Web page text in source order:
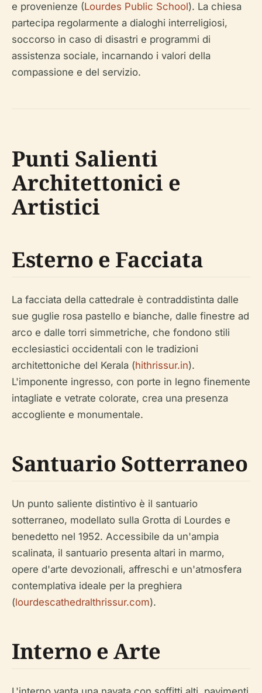
e provenienze (Lourdes Public School). La chiesa
partecipa regolarmente a dialoghi interreligiosi,
soccorso in caso di disastri e programmi di
assistenza sociale, incarnando i valori della
compassione e del servizio.
Punti Salienti
Architettonici e
Artistici
Esterno e Facciata
La facciata della cattedrale è contraddistinta dalle
sue guglie rosa pastello e bianche, dalle finestre ad
arco e dalle torri simmetriche, che fondono stili
ecclesiastici occidentali con le tradizioni
architettoniche del Kerala (hithrissur.in).
L'imponente ingresso, con porte in legno finemente
intagliate e vetrate colorate, crea una presenza
accogliente e monumentale.
Santuario Sotterraneo
Un punto saliente distintivo è il santuario
sotterraneo, modellato sulla Grotta di Lourdes e
benedetto nel 1952. Accessibile da un'ampia
scalinata, il santuario presenta altari in marmo,
opere d'arte devozionali, affreschi e un'atmosfera
contemplativa ideale per la preghiera
(lourdescathedralthrissur.com).
Interno e Arte